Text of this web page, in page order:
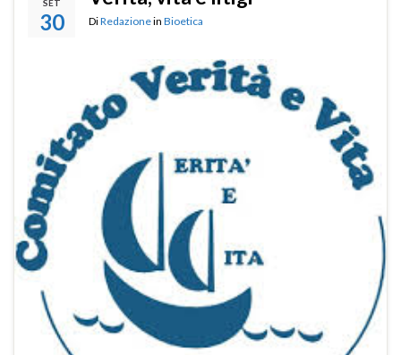
SET
30 DiRedazionein Bioetica